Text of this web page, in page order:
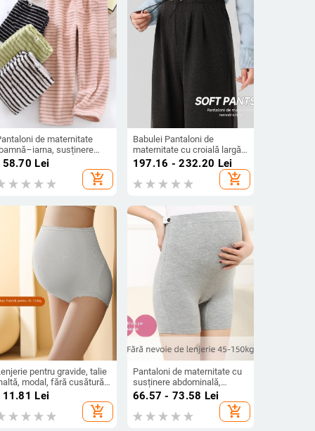
de maternitate
susținere
burtă, pantaloni de
calzi pentru
prenatal și postpartum
Lei
add_shopping_cart
Babulei Pantaloni de
maternitate cu croială largă,
căptuți cu fleece, pentru
197.16 - 232.20 Lei
add_shopping_cart
pentru gravide, talie
modal, fără cusătură,
a abdomenului,
pentru sarcină de la mijloc
în final, mărime plus
Lei
add_shopping_cart
Pantaloni de maternitate cu
susținere abdominală,
lungime trei-sferturi, material
modal (90–95% modal) într-
o fibră din celuloză
regenerată, croială slim
66.57 - 73.58 Lei
add_shopping_cart